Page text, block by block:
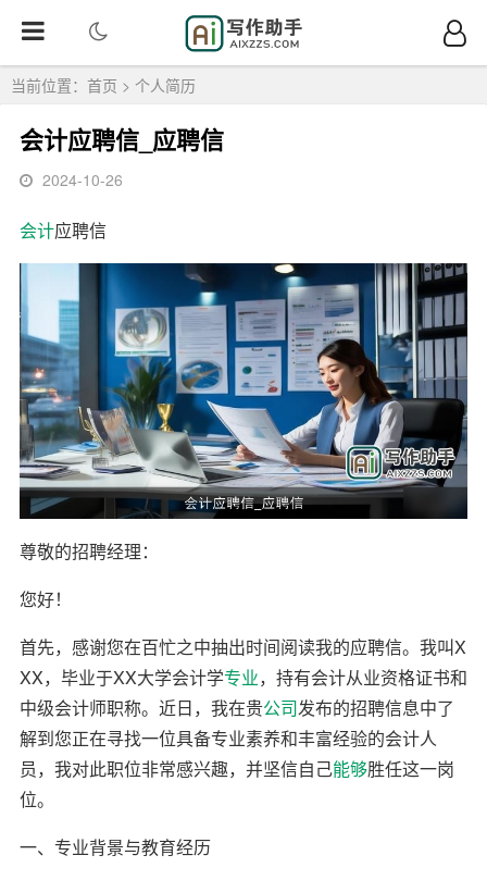
当前位置： 首页 > 个人简历
会计应聘信_应聘信
2024-10-26
会计应聘信
尊敬的招聘经理：
您好！
首先，感谢您在百忙之中抽出时间阅读我的应聘信。我叫X
XX，毕业于XX大学会计学专业，持有会计从业资格证书和
中级会计师职称。近日，我在贵公司发布的招聘信息中了
解到您正在寻找一位具备专业素养和丰富经验的会计人
员，我对此职位非常感兴趣，并坚信自己能够胜任这一岗
位。
一、专业背景与教育经历